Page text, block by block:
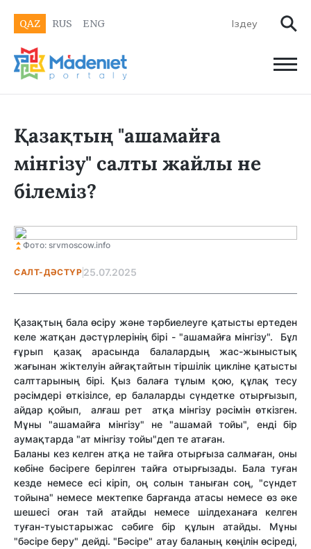
QAZ RUS ENG
Қазақтың "ашамайға
мінгізу" салты жайлы не
білеміз?
Фото: srvmoscow.info
САЛТ-ДӘСТҮР 25.07.2025
Қазақтың бала өсіру және тәрбиелеуге қатысты ертеден
келе жатқан дәстүрлерінің бірі - "ашамайға мінгізу". Бұл
ғұрып қазақ арасында балалардың жас-жыныстық
жағынан жіктелуін айғақтайтын тіршілік цикліне қатысты
салттарының бірі. Қыз балаға тұлым қою, құлақ тесу
рәсімдері өткізілсе, ер балаларды сүндетке отырғызып,
айдар қойып, алғаш рет атқа мінгізу рәсімін өткізген.
Мұны "ашамайға мінгізу" не "ашамай тойы", енді бір
аумақтарда "ат мінгізу тойы"деп те атаған.
Баланы кез келген атқа не тайға отырғыза салмаған, оны
көбіне бәсіреге берілген тайға отырғызады. Бала туған
кезде немесе есі кіріп, оң солын таныған соң, "сүндет
тойына" немесе мектепке барғанда атасы немесе өз әке
шешесі оған тай атайды немесе шілдеханаға келген
туған-туыстарыжас сәбиге бір құлын атайды. Мұны
"бәсіре беру" дейді. "Бәсіре" атау баланың көңілін өсіреді,